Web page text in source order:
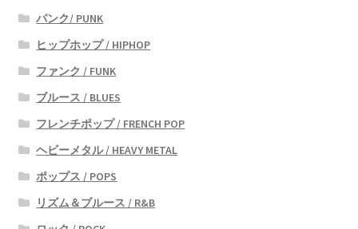
パンク/ PUNK
ヒップホップ / HIPHOP
ファンク / FUNK
ブルース / BLUES
フレンチポップ / FRENCH POP
ヘビーメタル / HEAVY METAL
ポップス / POPS
リズム＆ブルース / R&B